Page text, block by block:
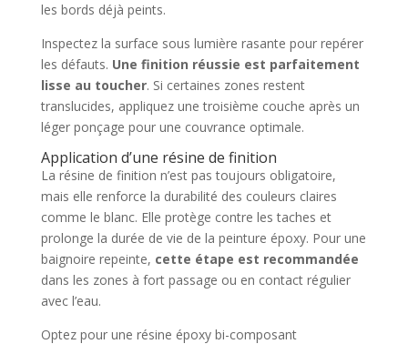
les bords déjà peints.
Inspectez la surface sous lumière rasante pour repérer
les défauts. Une finition réussie est parfaitement
lisse au toucher. Si certaines zones restent
translucides, appliquez une troisième couche après un
léger ponçage pour une couvrance optimale.
Application d’une résine de finition
La résine de finition n’est pas toujours obligatoire,
mais elle renforce la durabilité des couleurs claires
comme le blanc. Elle protège contre les taches et
prolonge la durée de vie de la peinture époxy. Pour une
baignoire repeinte, cette étape est recommandée
dans les zones à fort passage ou en contact régulier
avec l’eau.
Optez pour une résine époxy bi-composant